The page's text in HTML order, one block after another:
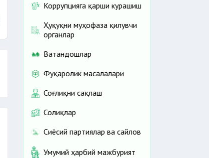
Коррупцияга қарши курашиш
Ҳуқуқни муҳофаза қилувчи
органлар
Ватандошлар
Фуқаролик масалалари
Соғлиқни сақлаш
Солиқлар
Сиёсий партиялар ва сайлов
Умумий ҳарбий мажбурият